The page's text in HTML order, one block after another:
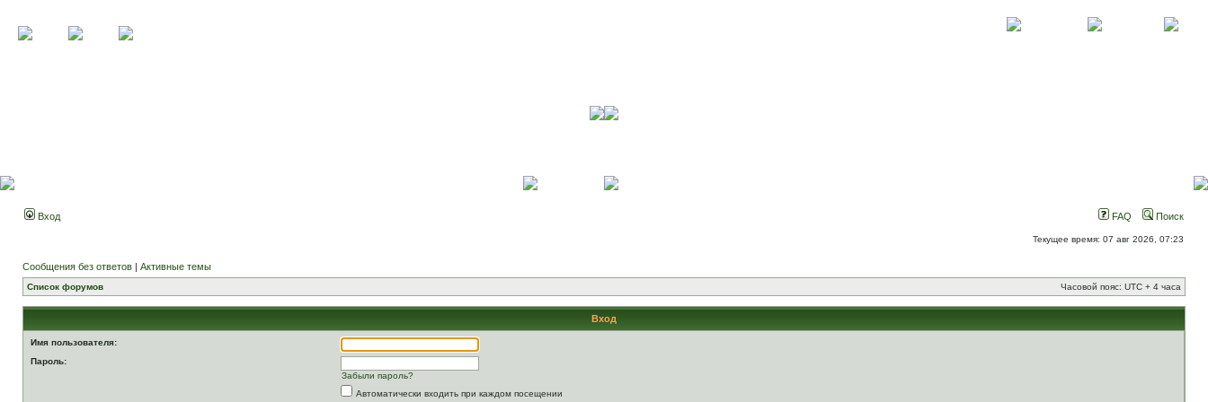
Вход FAQ Поиск
Текущее время: 07 авг 2026, 07:23
Сообщения без ответов | Активные темы
Список форумов Часовой пояс: UTC + 4 часа
Вход
Имя пользователя:
Пароль:
Забыли пароль?
Автоматически входить при каждом посещении